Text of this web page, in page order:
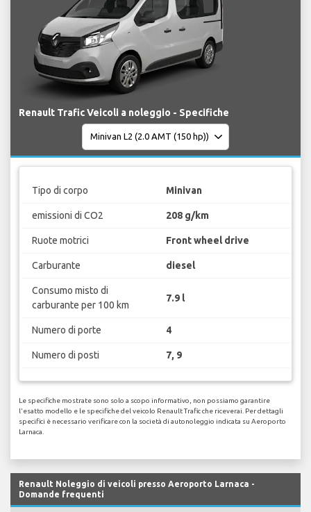
Renault Trafic Veicoli a noleggio - Specifiche
Tipo di corpo Minivan
emissioni di CO2 208 g/km
Ruote motrici Front wheel drive
Carburante diesel
Consumo misto di
carburante per 100 km
7.9 l
Numero di porte 4
Numero di posti 7, 9
Le specifiche mostrate sono solo a scopo informativo, non possiamo garantire
l'esatto modello e le specifiche del veicolo Renault Trafic che riceverai. Per dettagli
specifici è necessario verificare con la società di autonoleggio indicata su Aeroporto
Larnaca.
Renault Noleggio di veicoli presso Aeroporto Larnaca -
Domande frequenti